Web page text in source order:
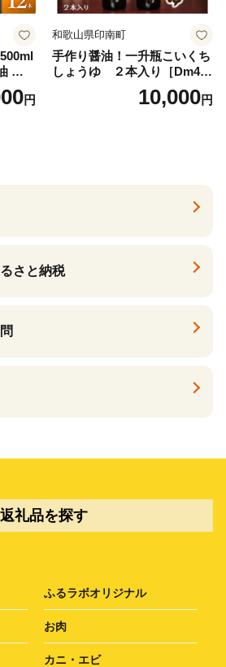
人気
汁
円
和歌山県印南町
手作り醤油！一升瓶こいくち
しょうゆ ２本入り［Dm4］
｜手作り 醤油 和歌山県 印南
町 一升瓶 こいくちしょうゆ
10,000円
さと納税
返礼品を探す
ふるラボオリジナル
お肉
カニ・エビ